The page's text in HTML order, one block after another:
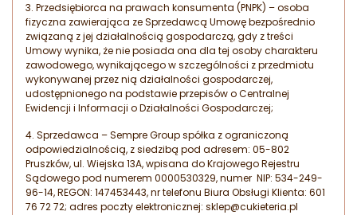
3. Przedsiębiorca na prawach konsumenta (PNPK) – osoba
fizyczna zawierająca ze Sprzedawcą Umowę bezpośrednio
związaną z jej działalnością gospodarczą, gdy z treści
Umowy wynika, że nie posiada ona dla tej osoby charakteru
zawodowego, wynikającego w szczególności z przedmiotu
wykonywanej przez nią działalności gospodarczej,
udostępnionego na podstawie przepisów o Centralnej
Ewidencji i Informacji o Działalności Gospodarczej;
4. Sprzedawca – Sempre Group spółka z ograniczoną
odpowiedzialnością, z siedzibą pod adresem: 05-802
Pruszków, ul. Wiejska 13A, wpisana do Krajowego Rejestru
Sądowego pod numerem 0000530329, numer NIP: 534-249-
96-14, REGON: 147453443, nr telefonu Biura Obsługi Klienta: 601
76 72 72; adres poczty elektronicznej: sklep@cukieteria.pl